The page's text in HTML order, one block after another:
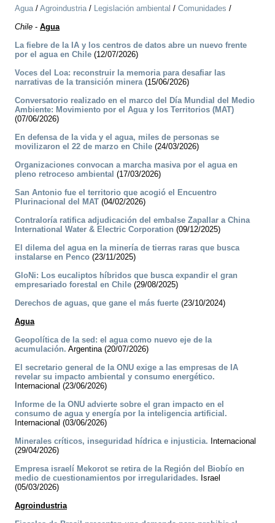
Agua/ Agroindustria/ Legislación ambiental / Comunidades /
Chile - Agua
La fiebre de la IA y los centros de datos abre un nuevo frente
por el agua en Chile (12/07/2026)
Voces del Loa: reconstruir la memoria para desafiar las
narrativas de la transición minera(15/06/2026)
Conversatorio realizado en el marco del Día Mundial del Medio
Ambiente: Movimiento por el Agua y los Territorios (MAT)
(07/06/2026)
En defensa de la vida y el agua, miles de personas se
movilizaron el 22 de marzo en Chile (24/03/2026)
Organizaciones convocan a marcha masiva por el agua en
pleno retroceso ambiental (17/03/2026)
San Antonio fue el territorio que acogió el Encuentro
Plurinacional del MAT (04/02/2026)
Contraloría ratifica adjudicación del embalse Zapallar a China
International Water & Electric Corporation (09/12/2025)
El dilema del agua en la minería de tierras raras que busca
instalarse en Penco (23/11/2025)
GloNi: Los eucaliptos híbridos que busca expandir el gran
empresariado forestal en Chile (29/08/2025)
Derechos de aguas, que gane el más fuerte (23/10/2024)
Agua
Geopolítica de la sed: el agua como nuevo eje de la
acumulación. Argentina (20/07/2026)
El secretario general de la ONU exige a las empresas de IA
revelar su impacto ambiental y consumo energético.
Internacional (23/06/2026)
Informe de la ONU advierte sobre el gran impacto en el
consumo de agua y energía por la inteligencia artificial.
Internacional (03/06/2026)
Minerales críticos, inseguridad hídrica e injusticia. Internacional
(29/04/2026)
Empresa israelí Mekorot se retira de la Región del Biobío en
medio de cuestionamientos por irregularidades. Israel
(05/03/2026)
Agroindustria